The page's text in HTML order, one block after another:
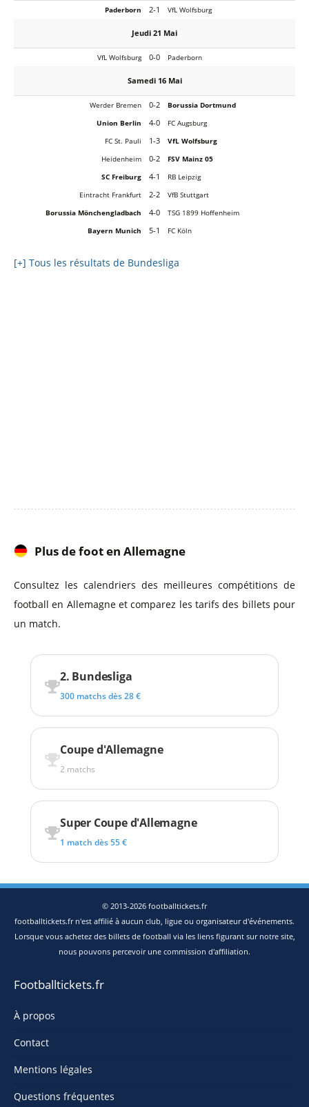
Paderborn 2-1 VfL Wolfsburg
Jeudi 21 Mai
VfL Wolfsburg 0-0 Paderborn
Samedi 16 Mai
Werder Bremen 0-2
Borussia Dortmund
Union Berlin
4-0
FC Augsburg
FC St. Pauli
1-3
VfL Wolfsburg
Heidenheim
0-2
FSV Mainz 05
SC Freiburg
4-1
RB Leipzig
Eintracht Frankfurt
2-2
VfB Stuttgart
Borussia Mönchengladbach
4-0
TSG 1899 Hoffenheim
Bayern Munich
5-1 FC Köln
[+] Tous les résultats de Bundesliga
Plus de foot en Allemagne
Consultez les calendriers des meilleures compétitions de
football en Allemagne et comparez les tarifs des billets pour
un match.
2. Bundesliga
300 matchs dès 28 €
Coupe d'Allemagne
2 matchs
Super Coupe d'Allemagne
1 match dès 55 €
© 2013-2026 footballtickets.fr
footballtickets.fr n'est affilié à aucun club, ligue ou organisateur d'événements.
Lorsque vous achetez des billets de football via les liens figurant sur notre site,
nous pouvons percevoir une commission d'affiliation.
Footballtickets.fr
À propos
Contact
Mentions légales
Questions fréquentes